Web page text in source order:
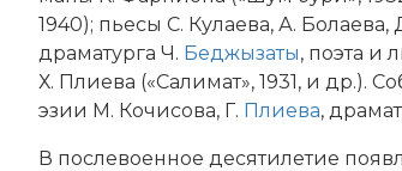
1940); пье­сы С. Ку­лае­ва, А.
дра­ма­тур­га Ч. Бед­жы­за­ты, по­эта и
Х. Плие­ва («Са­ли­мат», 1931, и
эзии М. Ко­чи­со­ва, Г. Плие­ва,
В по­сле­во­ен­ное де­ся­ти­ле­тие